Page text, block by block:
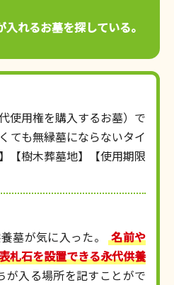
れるお墓を探している。
使用権を購入するお墓）で
ても無縁墓にならないタイ
【樹木葬墓地】【使用期限
墓が気に入った。
名前や
札石を設置できる永代供養
が入る場所を記すことがで